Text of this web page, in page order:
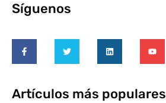
Síguenos
Artículos más populares